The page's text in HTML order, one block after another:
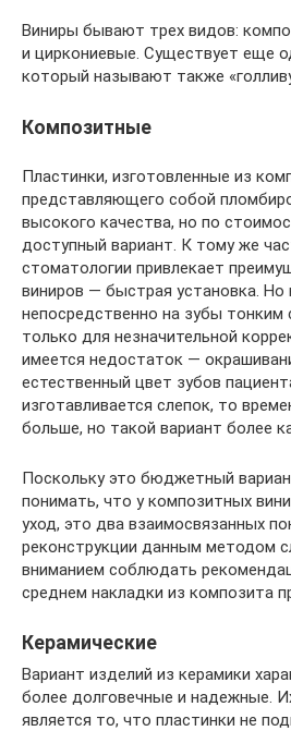
Виниры бывают трех видов:
и циркониевые. Существует еще
который называют также
Композитные
Пластинки, изготовленные из
представляющего собой
высокого качества, но по
доступный вариант. К тому же
стоматологии привлекает
виниров — быстрая установка. Но
непосредственно на зубы тонким
только для незначительной
имеется недостаток —
естественный цвет зубов
изготавливается слепок, то
больше, но такой вариант более
Поскольку это бюджетный
понимать, что у композитных
уход, это два взаимосвязанных
реконструкции данным методом
вниманием соблюдать
среднем накладки из композита
Керамические
Вариант изделий из керамики
более долговечные и надежные.
является то, что пластинки не